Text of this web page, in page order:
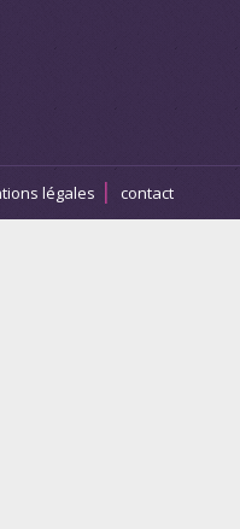
légales contact